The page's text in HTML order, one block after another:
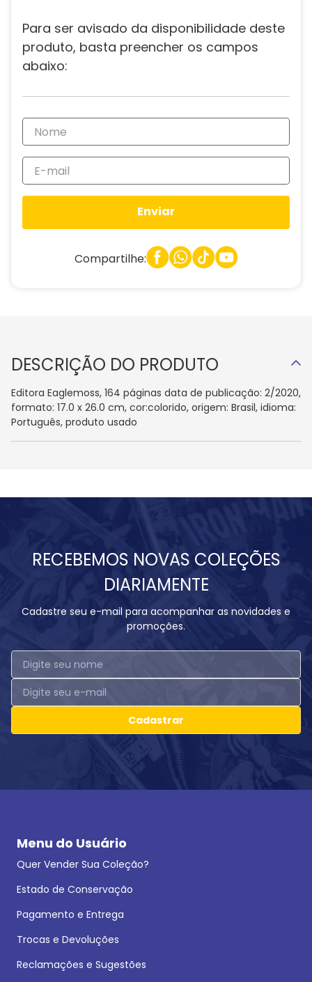
Para ser avisado da disponibilidade deste
produto, basta preencher os campos
abaixo:
Enviar
Compartilhe:
DESCRIÇÃO DO PRODUTO
Editora Eaglemoss, 164 páginas data de publicação: 2/2020,
formato: 17.0 x 26.0 cm, cor:colorido, origem: Brasil, idioma:
Português, produto usado
RECEBEMOS NOVAS COLEÇÕES
DIARIAMENTE
Cadastre seu e-mail para acompanhar as novidades e
promoções.
Cadastrar
Menu do Usuário
Quer Vender Sua Coleção?
Estado de Conservação
Pagamento e Entrega
Trocas e Devoluções
Reclamações e Sugestões